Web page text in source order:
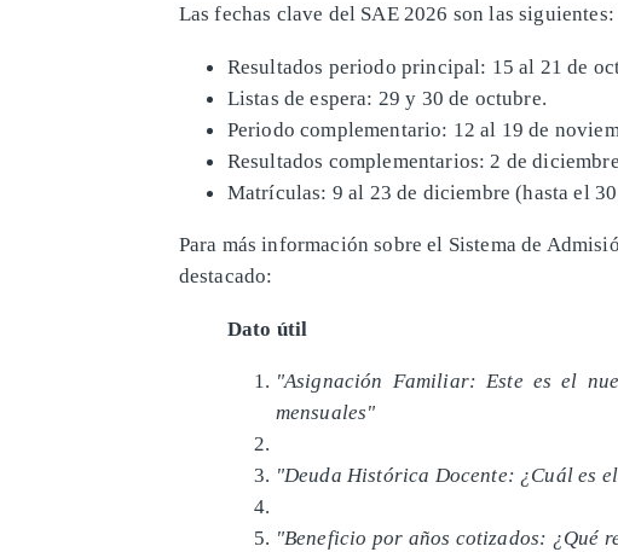
Las fechas clave del SAE 2026 son las siguientes:
Resultados periodo principal: 15 al 21 de
Listas de espera: 29 y 30 de octubre.
Periodo complementario: 12 al 19 de
Resultados complementarios: 2 de
Matrículas: 9 al 23 de diciembre (hasta el
Para más información sobre el Sistema de
destacado:
Dato útil
"Asignación Familiar: Este es el
mensuales"
"Deuda Histórica Docente: ¿Cuál es
"Beneficio por años cotizados: ¿Qué